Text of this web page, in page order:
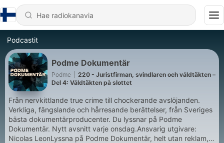
Podcastit
Podme Dokumentär
Podme
220 - Juristfirman, svindlaren och våldtäkten –
Del 4: Våldtäkten på slottet
Från nervkittlande true crime till chockerande avslöjanden.
Verkliga, fängslande och hårresande berättelser, från Sveriges
bästa dokumentärproducenter. Du lyssnar på Podme
Dokumentär. Nytt avsnitt varje onsdag.Ansvarig utgivare:
Nicolas LeonLyssna på Podme Dokumentär, helt utan reklam,